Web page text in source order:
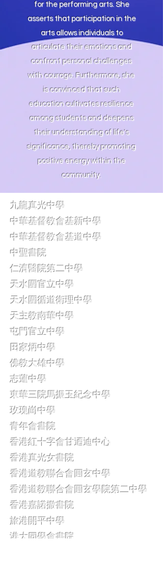
for the performing arts. She
asserts that participation in the
arts allows individuals to
articulate their emotions and
confront personal challenges
with courage. Furthermore, she
is convinced that such
education cultivates resilience
among students and deepens
their understanding of life's
significance, thereby promoting
positive energy within the
community.
九龍真光中學
中華基督教會基新中學
中華基督教會基道中學
中聖書院
仁濟醫院第二中學
天水圍官立中學
天水圍循道衛理中學
天主教南華中學
屯門官立中學
田家炳中學
佛教大雄中學
志蓮中學
東華三院馬振玉紀念中學
玫瑰崗中學
青年會書院
香港紅十字會甘迺迪中心
香港真光女書院
香港道教聯合會圓玄中學
香港道教聯合會圓玄學院第二中學
香港嘉諾撒書院
旅港開平中學
港大同學會書院